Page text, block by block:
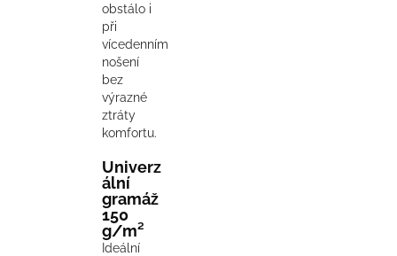
obstálo i
při
vícedenním
nošení
bez
výrazné
ztráty
komfortu.
Univerz
ální
gramáž
150
g/m²
Ideální